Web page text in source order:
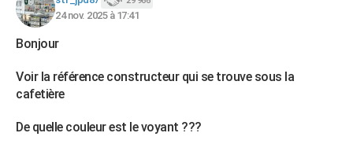
FORUM
Bricolage
Lifestyle
Culture
Sport
Auto
Television
Voyage
Cinema
24 nov. 2025 à 17:41
Bonjour
Voir la référence constructeur qui se trouve sous la
cafetière
De quelle couleur est le voyant ???